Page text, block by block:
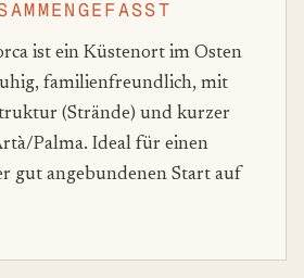
ist ein Küstenort im Osten
familienfreundlich, mit
(Strände) und kurzer
Palma. Ideal für einen
gut angebundenen Start auf